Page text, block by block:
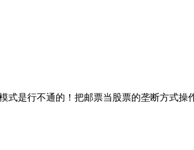
式是行不通的！把邮票当股票的垄断方式